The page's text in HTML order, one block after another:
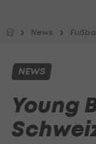
News
NEWS
Young